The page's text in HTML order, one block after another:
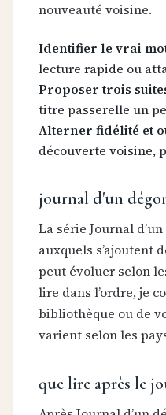
nouveauté voisine.
Identifier le vrai
lecture rapide ou
Proposer trois
titre passerelle un
Alterner fidélité et
découverte voisine,
journal d'un
La série Journal
auxquels s’ajoutent
peut évoluer selon
lire dans l’ordre, je
bibliothèque ou de
varient selon les
que lire après le